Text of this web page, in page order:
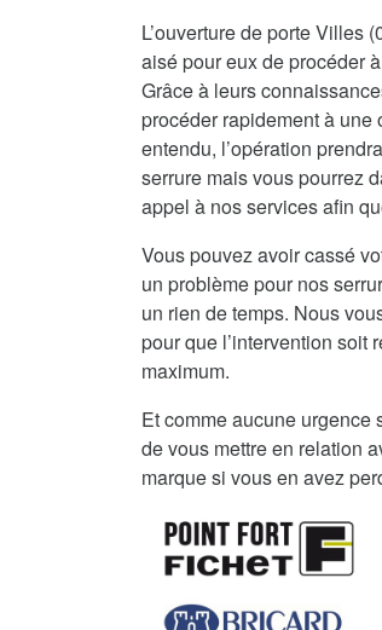
L’ouverture de porte Villes
aisé pour eux de procéder
Grâce à leurs
procéder rapidement à une
entendu, l’opération
serrure mais vous pourrez
appel à nos services afin
Vous pouvez avoir cassé
un problème pour nos
un rien de temps. Nous
pour que l’intervention soit
maximum.
Et comme aucune
de vous mettre en relation
marque si vous en avez